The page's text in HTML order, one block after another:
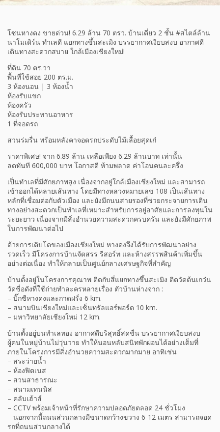
โซนหางดง ขายด่วน! 6.29 ล้าน 70 ตรว. บ้านเดี่ยว 2 ชั้น #สไตล์ล้าน
นาโมเดิร์น ทำเลดี แยกทางขึ้นสะเมิง บรรยากาศเงียบสงบ อากาศดี
เดินทางสะดวกสบาย ใกล้เมืองเชียงใหม่!
ที่ดิน 70 ตร.วา
พื้นที่ใช้สอย 200 ตร.ม.
3 ห้องนอน | 3 ห้องน้ำ
ห้องรับแขก
ห้องครัว
ห้องรับประทานอาหาร
1 ที่จอดรถ
สวนร่มรื่น พร้อมหลังคาจอดรถประดับไม้เลื้อยสุดเก๋
ราคาพิเศษ! จาก 6.89 ล้าน เหลือเพียง 6.29 ล้านบาท เท่านั้น
ลดทันที 600,000 บาท โอกาสดี ห้ามพลาด ค่าโอนคนละครึ่ง
เป็นทำเลที่มีศักยภาพสูง เนื่องจากอยู่ใกล้เมืองเชียงใหม่ และสามารถ
เข้าออกได้หลายเส้นทาง โดยมีทางหลวงหมายเลข 108 เป็นเส้นทาง
หลักที่เชื่อมต่อกับตัวเมือง และยังมีถนนสายรองที่ช่วยกระจายการเดิน
ทางอย่างสะดวกเป็นทำเลที่เหมาะสำหรับการอยู่อาศัยและการลงทุนใน
ระยะยาว เนื่องจากมีสิ่งอำนวยความสะดวกครบครัน และยังมีศักยภาพ
ในการพัฒนาต่อไป
ด้วยการเติบโตของเมืองเชียงใหม่ หางดงจึงได้รับการพัฒนาอย่าง
รวดเร็ว มีโครงการบ้านจัดสรร รีสอร์ท และห้างสรรพสินค้าเพิ่มขึ้น
อย่างต่อเนื่อง ทำให้กลายเป็นศูนย์กลางเศรษฐกิจที่สำคัญ
บ้านตั้งอยู่ในโครงการคุณาพ ติดกับสี่แยกทางขึ้นสะเมิง ติดวัดต้นเกว๋น
วัดชื่อดังที่ใช้ถ่ายทำละครหลายเรื่อง ตัวบ้านห่างจาก :
– บิ๊กซีหางดงและกาดฝรั่ง 6 km.
– สนามบินเชียงใหม่และเซ็นทรัลแอร์พอร์ต 10 km.
– มหาวิทยาลัยเชียงใหม่ 12 km.
บ้านตั้งอยู่บนทำเลทอง อากาศดีบริสุทธิ์สดชื่น บรรยากาศเงียบสงบ
ผู้คนในหมู่บ้านไม่วุ่นวาย ทำให้นอนหลับสนิทพักผ่อนได้อย่างเต็มที่
ภายในโครงการมีสิ่งอำนวยความสะดวกมากมาย อาทิเช่น
– สระว่ายน้ำ
– ห้องฟิตเนส
– สวนสาธารณะ
– สนามเทนนิส
– คลับเฮ้าส์
– CCTV พร้อมเจ้าหน้าที่รักษาความปลอดภัยตลอด 24 ชั่วโมง
– นอกจากนี้ถนนส่วนกลางมีขนาดกว้างขวาง 6-12 เมตร สามารถจอด
รถที่ถนนส่วนกลางได้